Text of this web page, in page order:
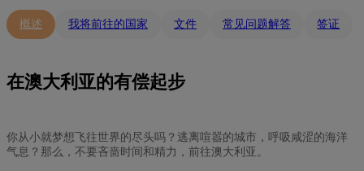
概述 我将前往的国家 文件 常见问题解答 签证
在澳大利亚的有偿起步
你从小就梦想飞往世界的尽头吗？逃离喧嚣的城市，呼吸咸涩的海洋
气息？那么，不要吝啬时间和精力，前往澳大利亚。